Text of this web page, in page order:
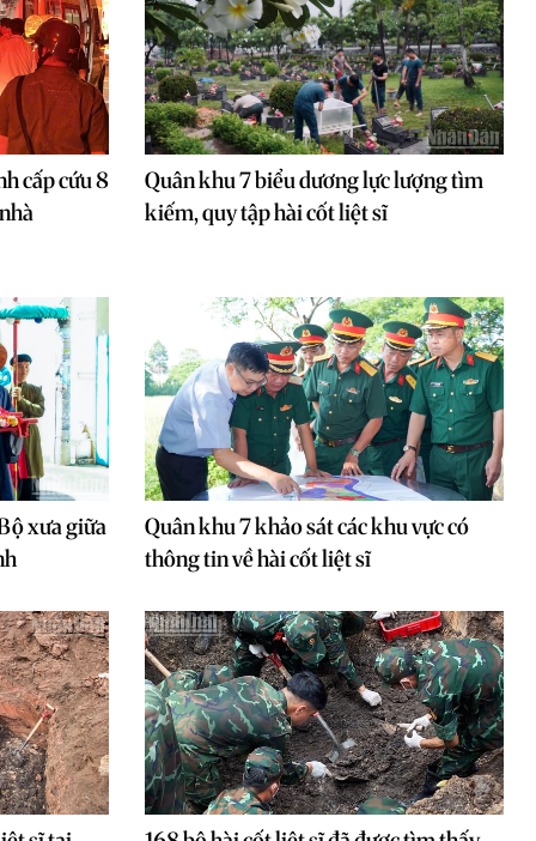
cấp cứu 8
Quân khu 7 biểu dương lực lượng tìm
kiếm, quy tập hài cốt liệt sĩ
xưa giữa
Quân khu 7 khảo sát các khu vực có
thông tin về hài cốt liệt sĩ